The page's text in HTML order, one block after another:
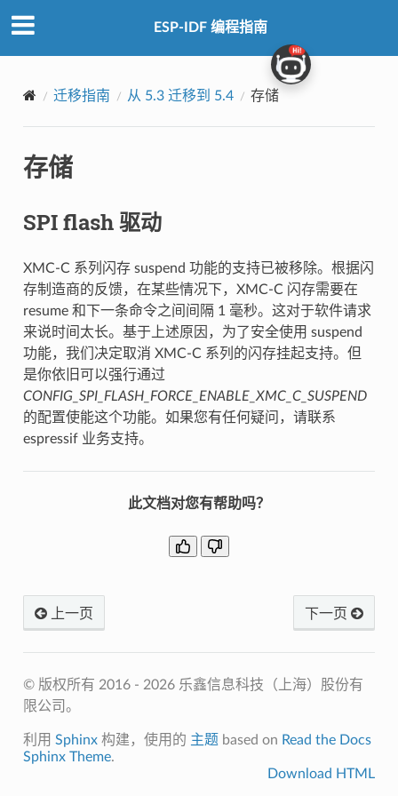
ESP-IDF 编程指南
迁移指南 从 5.3 迁移到 5.4 存储
存储
SPI flash 驱动
XMC-C 系列闪存 suspend 功能的支持已被移除。根据闪
存制造商的反馈，在某些情况下，XMC-C 闪存需要在
resume 和下一条命令之间间隔 1 毫秒。这对于软件请求
来说时间太长。基于上述原因，为了安全使用 suspend
功能，我们决定取消 XMC-C 系列的闪存挂起支持。但
是你依旧可以强行通过
CONFIG_SPI_FLASH_FORCE_ENABLE_XMC_C_SUSPEND
的配置使能这个功能。如果您有任何疑问，请联系
espressif 业务支持。
此文档对您有帮助吗？
上一页 下一页
© 版权所有 2016 - 2026 乐鑫信息科技（上海）股份有
限公司。
利用 Sphinx构建，使用的 主题 based on Read the Docs
Sphinx Theme.
Download HTML